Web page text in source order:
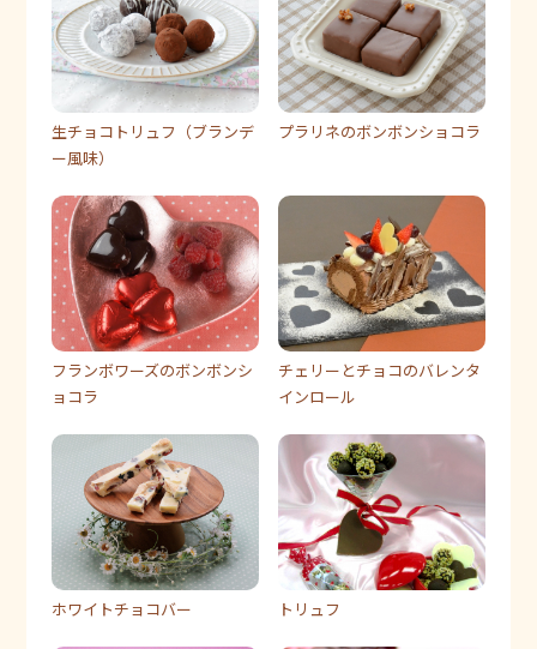
生チョコトリュフ（ブランデ
ー風味）
プラリネのボンボンショコラ
フランボワーズのボンボンシ
ョコラ
チェリーとチョコのバレンタ
インロール
ホワイトチョコバー トリュフ